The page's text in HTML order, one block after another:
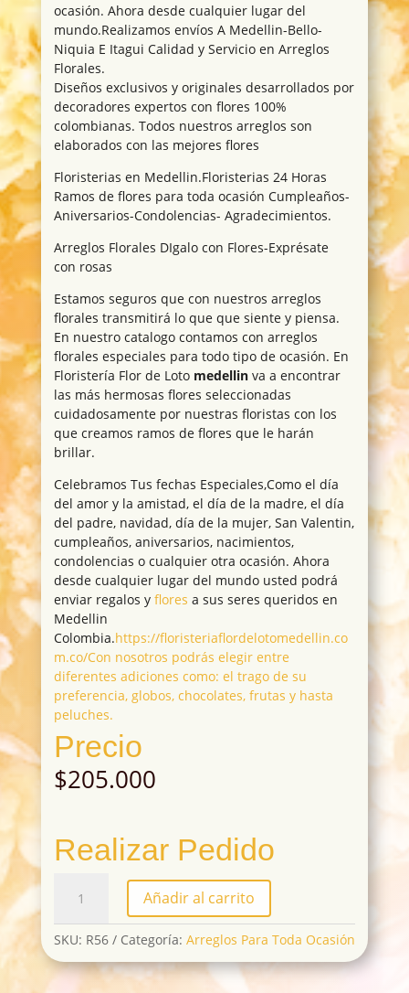
ocasión. Ahora desde cualquier lugar del
mundo.Realizamos envíos A Medellin-Bello-
Niquia E Itagui Calidad y Servicio en Arreglos
Florales.
Diseños exclusivos y originales desarrollados por
decoradores expertos con flores 100%
colombianas. Todos nuestros arreglos son
elaborados con las mejores flores
Floristerias en Medellin.Floristerias 24 Horas
Ramos de flores para toda ocasión Cumpleaños-
Aniversarios-Condolencias- Agradecimientos.
Arreglos Florales DIgalo con Flores-Exprésate
con rosas
Estamos seguros que con nuestros arreglos
florales transmitirá lo que que siente y piensa.
En nuestro catalogo contamos con arreglos
florales especiales para todo tipo de ocasión. En
Floristería Flor de Loto medellinva a encontrar
las más hermosas flores seleccionadas
cuidadosamente por nuestras floristas con los
que creamos ramos de flores que le harán
brillar.
Celebramos Tus fechas Especiales,Como el día
del amor y la amistad, el día de la madre, el día
del padre, navidad, día de la mujer, San Valentin,
cumpleaños, aniversarios, nacimientos,
condolencias o cualquier otra ocasión. Ahora
desde cualquier lugar del mundo usted podrá
enviar regalos y flores a sus seres queridos en
Medellin
Colombia.https://floristeriaflordelotomedellin.co
m.co/Con nosotros podrás elegir entre
diferentes adiciones como: el trago de su
preferencia, globos, chocolates, frutas y hasta
peluches.
Precio
$205.000
Realizar Pedido
cantidad
Añadir al carrito
SKU: R56 Categoría: Arreglos Para Toda Ocasión